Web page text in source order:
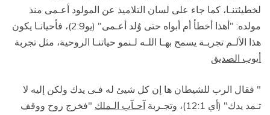
لخطيئتنـا، كما جاء على لسان التلاميذ عن المولود أعـمى منذ
مولده: "أهذا أخطأ أم أبواه حتى وُلد أعـمى" (يو2:9)، فأحيانـا يكون
هذا الألـم تجربـة يسمح بهـا اللـه لـنمو حياتنـا الروحية، مثل تجربة
أيوب الصديق
" فقال الرب للشيطان ها إن كل شيئ له فـى يدك ولكن إليه لا
تـمد يدك" (أي 12:1)، وتجـربة
آحـآب الـملك "فخرج روح ووقف